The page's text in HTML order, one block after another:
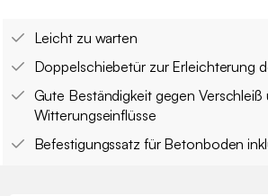
Leicht zu warten
Doppelschiebetür zur Erleichterung
Gute Beständigkeit gegen Verschleiß
Witterungseinflüsse
Befestigungssatz für Betonboden